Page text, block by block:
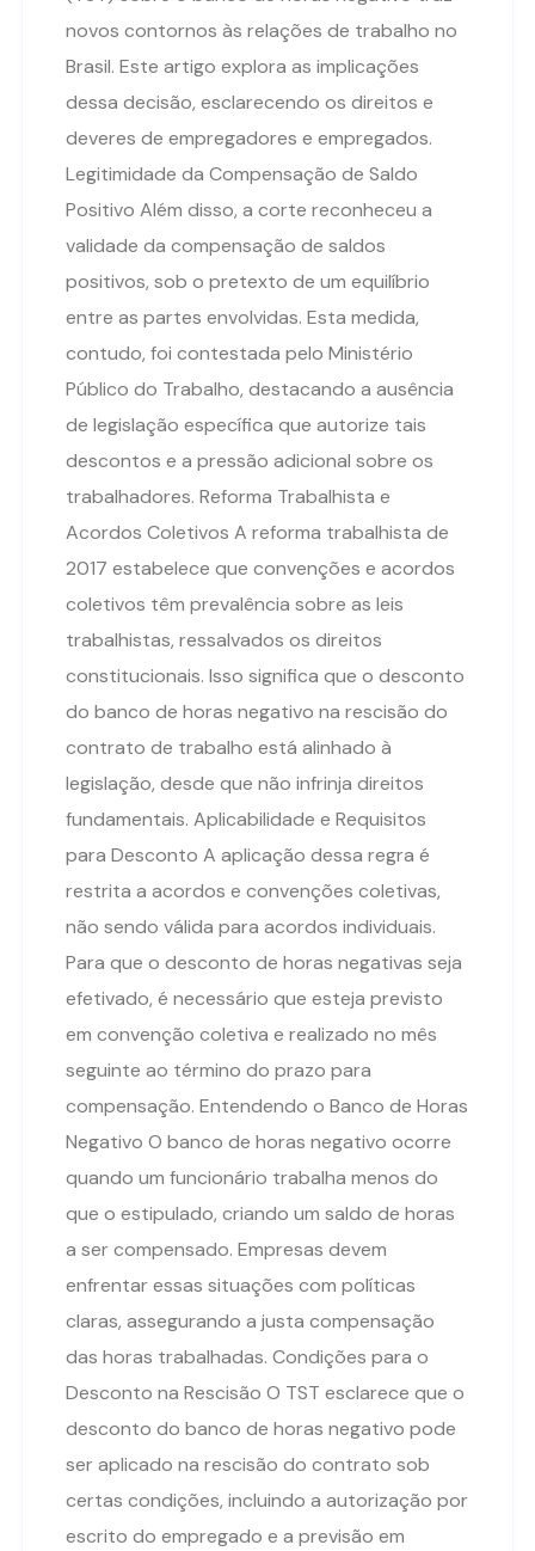
novos contornos às relações de trabalho no
Brasil. Este artigo explora as implicações
dessa decisão, esclarecendo os direitos e
deveres de empregadores e empregados.
Legitimidade da Compensação de Saldo
Positivo Além disso, a corte reconheceu a
validade da compensação de saldos
positivos, sob o pretexto de um equilíbrio
entre as partes envolvidas. Esta medida,
contudo, foi contestada pelo Ministério
Público do Trabalho, destacando a ausência
de legislação específica que autorize tais
descontos e a pressão adicional sobre os
trabalhadores. Reforma Trabalhista e
Acordos Coletivos A reforma trabalhista de
2017 estabelece que convenções e acordos
coletivos têm prevalência sobre as leis
trabalhistas, ressalvados os direitos
constitucionais. Isso significa que o desconto
do banco de horas negativo na rescisão do
contrato de trabalho está alinhado à
legislação, desde que não infrinja direitos
fundamentais. Aplicabilidade e Requisitos
para Desconto A aplicação dessa regra é
restrita a acordos e convenções coletivas,
não sendo válida para acordos individuais.
Para que o desconto de horas negativas seja
efetivado, é necessário que esteja previsto
em convenção coletiva e realizado no mês
seguinte ao término do prazo para
compensação. Entendendo o Banco de Horas
Negativo O banco de horas negativo ocorre
quando um funcionário trabalha menos do
que o estipulado, criando um saldo de horas
a ser compensado. Empresas devem
enfrentar essas situações com políticas
claras, assegurando a justa compensação
das horas trabalhadas. Condições para o
Desconto na Rescisão O TST esclarece que o
desconto do banco de horas negativo pode
ser aplicado na rescisão do contrato sob
certas condições, incluindo a autorização por
escrito do empregado e a previsão em